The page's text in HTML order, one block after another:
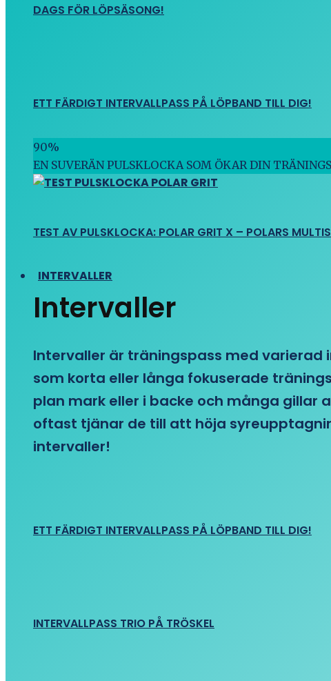
DAGS FÖR LÖPSÄSONG!
ETT FÄRDIGT INTERVALLPASS PÅ LÖPBAND TILL DIG!
90%
EN SUVERÄN PULSKLOCKA SOM ÖKAR DIN
TEST AV PULSKLOCKA: POLAR GRIT X – POLARS
INTERVALLER
Intervaller
Intervaller är träningspass med
som korta eller långa fokuserade
plan mark eller i backe och många gillar
oftast tjänar de till att höja
intervaller!
ETT FÄRDIGT INTERVALLPASS PÅ LÖPBAND TILL DIG!
INTERVALLPASS TRIO PÅ TRÖSKEL